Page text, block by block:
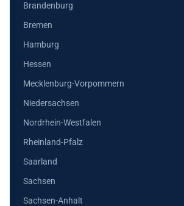
Brandenburg
Bremen
Hamburg
Hessen
Mecklenburg-Vorpommern
Niedersachsen
Nordrhein-Westfalen
Rheinland-Pfalz
Saarland
Sachsen
Sachsen-Anhalt